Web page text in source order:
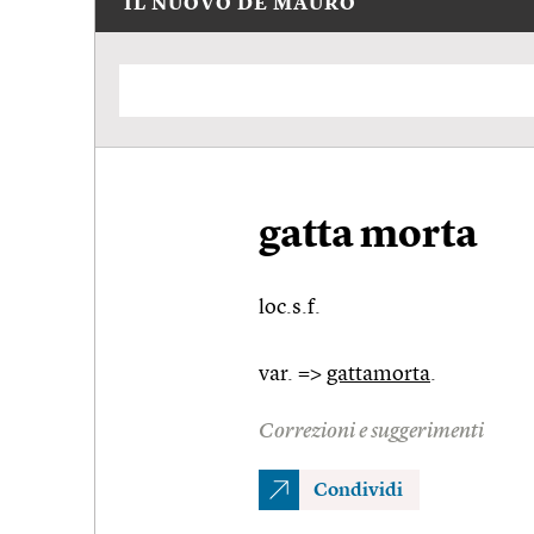
IL NUOVO DE MAURO
gatta morta
loc.s.f.
var. => gattamorta.
Correzioni e suggerimenti
Condividi